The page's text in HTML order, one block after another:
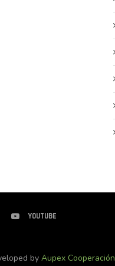
YOUTUBE
by Aupex Cooperación